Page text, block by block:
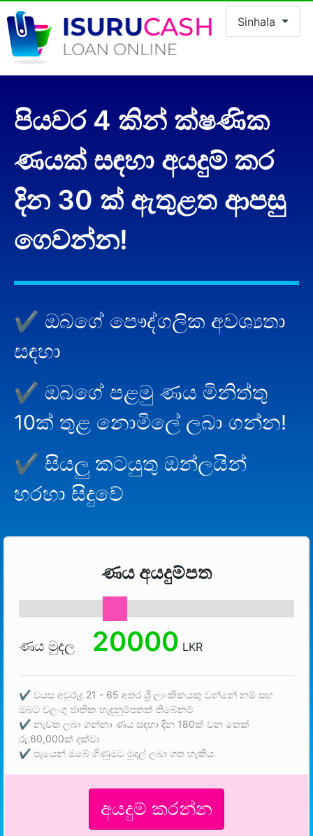
Sinhala
පියවර 4 කින් ක්ෂණික
ණයක් සඳහා අයදුම් කර
දින 30 ක් ඇතුළත ආපසු
ගෙවන්න!
✔ ඔබගේ පෞද්ගලික අවශ්‍යතා
සඳහා
✔ ඔබගේ පළමු ණය මිනිත්තු
10ක් තුළ නොමිලේ ලබා ගන්න!
✔ සියලු කටයුතු ඔන්ලයින්
හරහා සිදුවේ
ණය අයදුම්පත
ණය මුදල 20000 LKR
✔ වයස අවුරුදු 21 - 65 අතර ශ්‍රී ලාංකිකයකු වන්නේ නම් සහ
ඔබට වලංගු ජාතික හැඳුනුම්පතක් තිබේනම්
✔ නැවත ලබා ගන්නා ණය සඳහා දින 180ක් වන තෙක්
රු.60,000ක් දක්වා
✔ පැයෙන් ඔබේ ගිණුමට මුදල් ලබා ගත හැකිය
අයදුම් කරන්න